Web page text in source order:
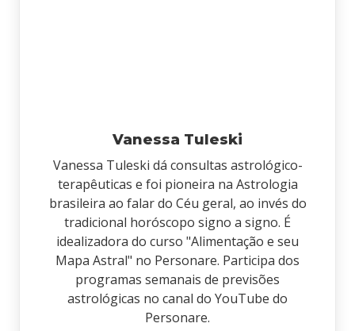
Vanessa Tuleski
Vanessa Tuleski dá consultas astrológico-
terapêuticas e foi pioneira na Astrologia
brasileira ao falar do Céu geral, ao invés do
tradicional horóscopo signo a signo. É
idealizadora do curso "Alimentação e seu
Mapa Astral" no Personare. Participa dos
programas semanais de previsões
astrológicas no canal do YouTube do
Personare.